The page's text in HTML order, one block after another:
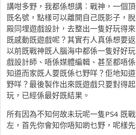
講咁多野，我都係想講︰戰神，一個
既名號，點樣可以離開自己既影子，
殿同埋遊戲設計，去整出一隻好玩得
既感動既遊戲呢？其實冇人真係想要
以前既戰神既人腦海中都係一隻好好
戲設計師、唔係媒體編輯、甚至都唔
知道而家既人要既係乜野咩？佢地知
野咩？最後製作出來既遊戲只要對得
玩，已經係最好既結果。
所有因為不知何故未玩呢一隻PS4 既
左，首先你會知你唔知啲乜野，呢樣